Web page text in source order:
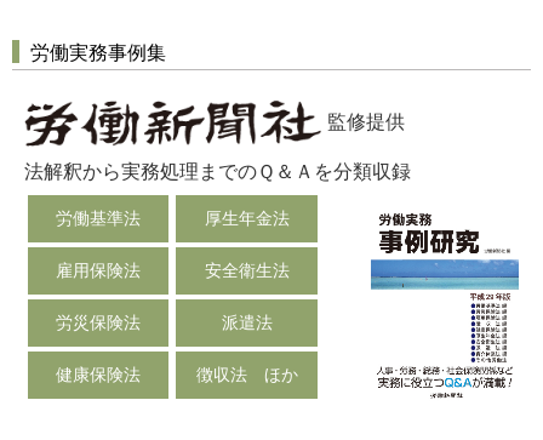
労働実務事例集
監修提供
法解釈から実務処理までのＱ＆Ａを分類収録
労働基準法 厚生年金法
雇用保険法 安全衛生法
労災保険法 派遣法
健康保険法 徴収法 ほか